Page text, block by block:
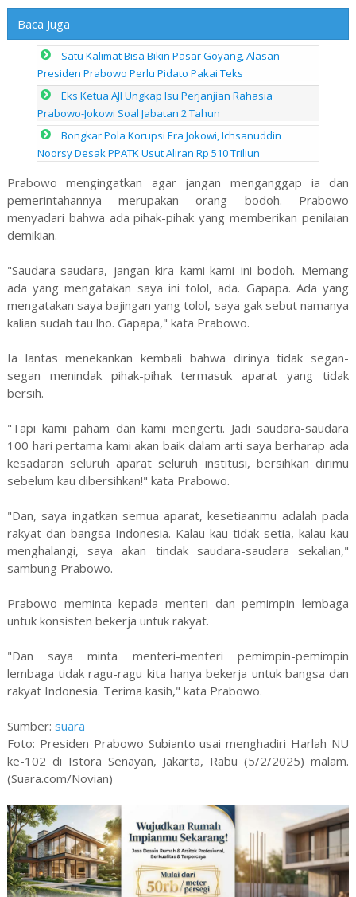
Baca Juga
Satu Kalimat Bisa Bikin Pasar Goyang, Alasan
Presiden Prabowo Perlu Pidato Pakai Teks
Eks Ketua AJI Ungkap Isu Perjanjian Rahasia
Prabowo-Jokowi Soal Jabatan 2 Tahun
Bongkar Pola Korupsi Era Jokowi, Ichsanuddin
Noorsy Desak PPATK Usut Aliran Rp 510 Triliun
Prabowo mengingatkan agar jangan menganggap ia dan
pemerintahannya merupakan orang bodoh. Prabowo
menyadari bahwa ada pihak-pihak yang memberikan penilaian
demikian.
"Saudara-saudara, jangan kira kami-kami ini bodoh. Memang
ada yang mengatakan saya ini tolol, ada. Gapapa. Ada yang
mengatakan saya bajingan yang tolol, saya gak sebut namanya
kalian sudah tau lho. Gapapa," kata Prabowo.
Ia lantas menekankan kembali bahwa dirinya tidak segan-
segan menindak pihak-pihak termasuk aparat yang tidak
bersih.
"Tapi kami paham dan kami mengerti. Jadi saudara-saudara
100 hari pertama kami akan baik dalam arti saya berharap ada
kesadaran seluruh aparat seluruh institusi, bersihkan dirimu
sebelum kau dibersihkan!" kata Prabowo.
"Dan, saya ingatkan semua aparat, kesetiaanmu adalah pada
rakyat dan bangsa Indonesia. Kalau kau tidak setia, kalau kau
menghalangi, saya akan tindak saudara-saudara sekalian,"
sambung Prabowo.
Prabowo meminta kepada menteri dan pemimpin lembaga
untuk konsisten bekerja untuk rakyat.
"Dan saya minta menteri-menteri pemimpin-pemimpin
lembaga tidak ragu-ragu kita hanya bekerja untuk bangsa dan
rakyat Indonesia. Terima kasih," kata Prabowo.
Sumber: suara
Foto: Presiden Prabowo Subianto usai menghadiri Harlah NU
ke-102 di Istora Senayan, Jakarta, Rabu (5/2/2025) malam.
(Suara.com/Novian)